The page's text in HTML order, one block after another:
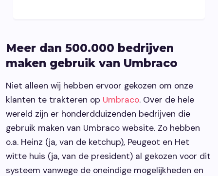
Meer dan 500.000 bedrijven
maken gebruik van Umbraco
Niet alleen wij hebben ervoor gekozen om onze
klanten te trakteren op Umbraco. Over de hele
wereld zijn er honderdduizenden bedrijven die
gebruik maken van Umbraco website. Zo hebben
o.a. Heinz (ja, van de ketchup), Peugeot en Het
witte huis (ja, van de president) al gekozen voor dit
systeem vanwege de oneindige mogelijkheden en